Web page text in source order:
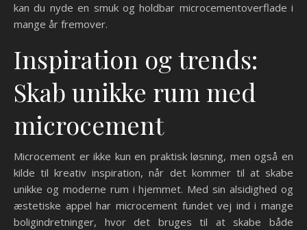
kan du nyde en smuk og holdbar microcementoverflade i
mange år fremover.
Inspiration og trends:
Skab unikke rum med
microcement
Microcement er ikke kun en praktisk løsning, men også en
kilde til kreativ inspiration, når det kommer til at skabe
unikke og moderne rum i hjemmet. Med sin alsidighed og
æstetiske appel har microcement fundet vej ind i mange
boligindretninger, hvor det bruges til at skabe både